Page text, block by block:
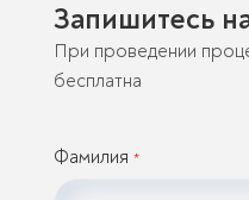
Запишитесь
При проведении
бесплатна
Фамилия *